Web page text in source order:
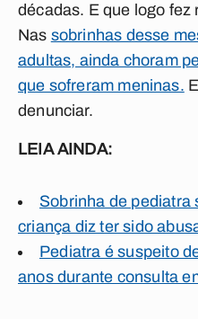
décadas. E que logo fez
Nas sobrinhas desse
adultas, ainda choram
que sofreram meninas.
denunciar.
LEIA AINDA:
Sobrinha de pediatra
criança diz ter sido
Pediatra é suspeito
anos durante consulta